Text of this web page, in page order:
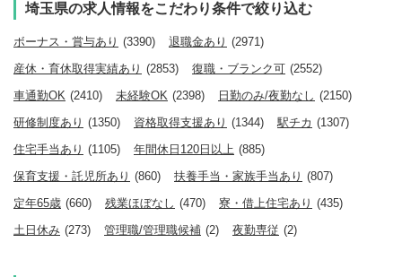
埼玉県の求人情報をこだわり条件で絞り込む
ボーナス・賞与あり (3390) 退職金あり (2971)
産休・育休取得実績あり (2853) 復職・ブランク可 (2552)
車通勤OK (2410) 未経験OK (2398) 日勤のみ/夜勤なし (2150)
研修制度あり (1350) 資格取得支援あり (1344) 駅チカ (1307)
住宅手当あり (1105) 年間休日120日以上 (885)
保育支援・託児所あり (860) 扶養手当・家族手当あり (807)
定年65歳 (660) 残業ほぼなし (470) 寮・借上住宅あり (435)
土日休み (273) 管理職/管理職候補 (2) 夜勤専従 (2)